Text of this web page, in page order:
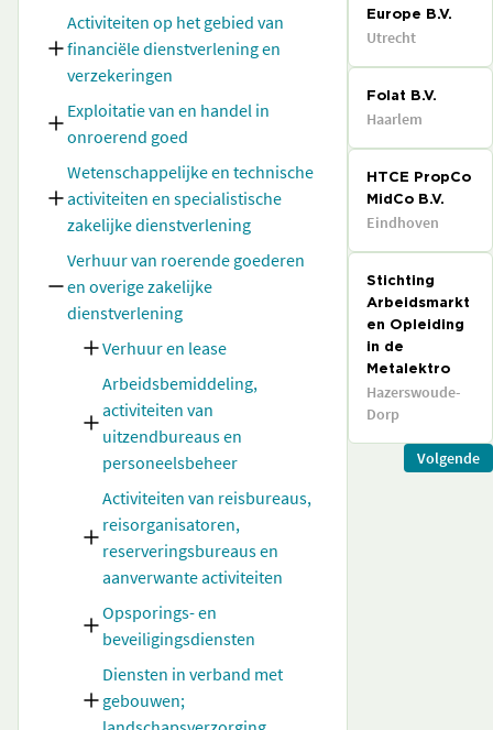
Activiteiten op het gebied van
financiële dienstverlening en
verzekeringen
Exploitatie van en handel in
onroerend goed
Wetenschappelijke en technische
activiteiten en specialistische
zakelijke dienstverlening
Verhuur van roerende goederen
en overige zakelijke
dienstverlening
Verhuur en lease
Arbeidsbemiddeling,
activiteiten van
uitzendbureaus en
personeelsbeheer
Activiteiten van reisbureaus,
reisorganisatoren,
reserveringsbureaus en
aanverwante activiteiten
Opsporings- en
beveiligingsdiensten
Diensten in verband met
gebouwen;
Europe B.V.
Utrecht
Folat B.V.
Haarlem
HTCE PropCo
MidCo B.V.
Eindhoven
Stichting
Arbeidsmarkt
en Opleiding
in de
Metalektro
Hazerswoude-
Dorp
Volgende